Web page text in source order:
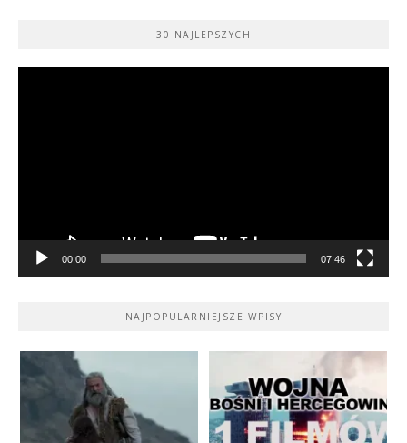
30 NAJLEPSZYCH
00:00 07:46
NAJPOPULARNIEJSZE WPISY